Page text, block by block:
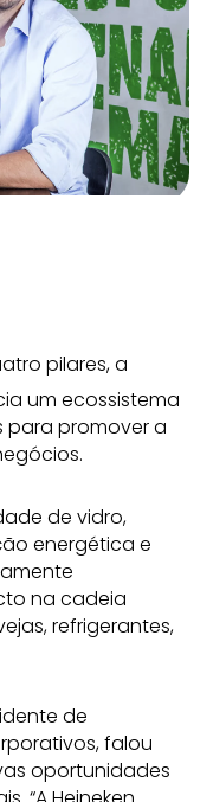
pilares, a
um ecossistema
para promover a
de vidro,
energética e
na cadeia
refrigerantes,
de
falou
oportunidades